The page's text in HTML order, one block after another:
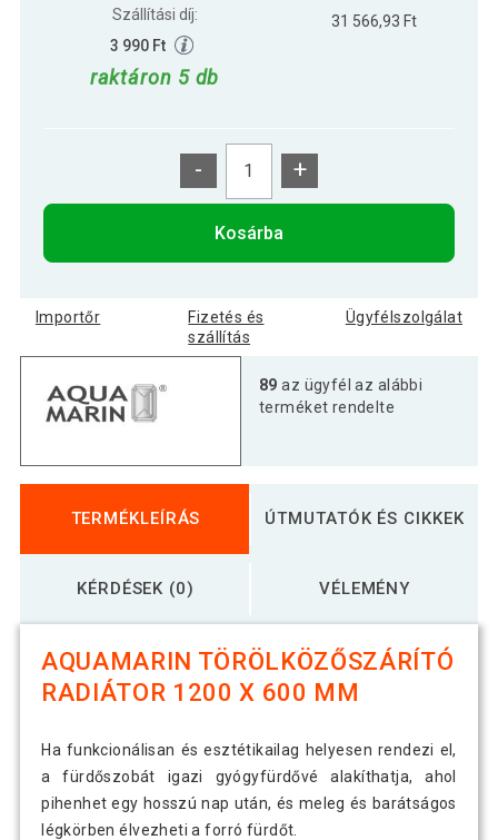
Szállítási díj:
3 990 Ft
raktáron 5 db
31 566,93 Ft
- +
Kosárba
Importőr
Fizetés és
szállítás
Ügyfélszolgálat
89 az ügyfél az alábbi
terméket rendelte
TERMÉKLEÍRÁS ÚTMUTATÓK ÉS CIKKEK
KÉRDÉSEK (0) VÉLEMÉNY
AQUAMARIN TÖRÖLKÖZŐSZÁRÍTÓ
RADIÁTOR 1200 X 600 MM
Ha funkcionálisan és esztétikailag helyesen rendezi el,
a fürdőszobát igazi gyógyfürdővé alakíthatja, ahol
pihenhet egy hosszú nap után, és meleg és barátságos
légkörben élvezheti a forró fürdőt.